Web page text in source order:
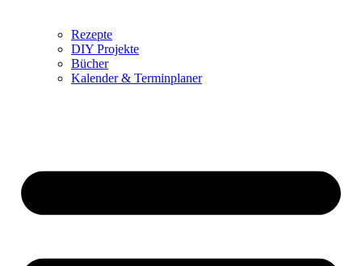
Rezepte
DIY Projekte
Bücher
Kalender & Terminplaner